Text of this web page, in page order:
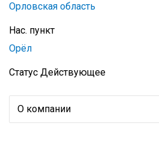
Орловская область
Нас. пункт
Орёл
Статус Действующее
О компании